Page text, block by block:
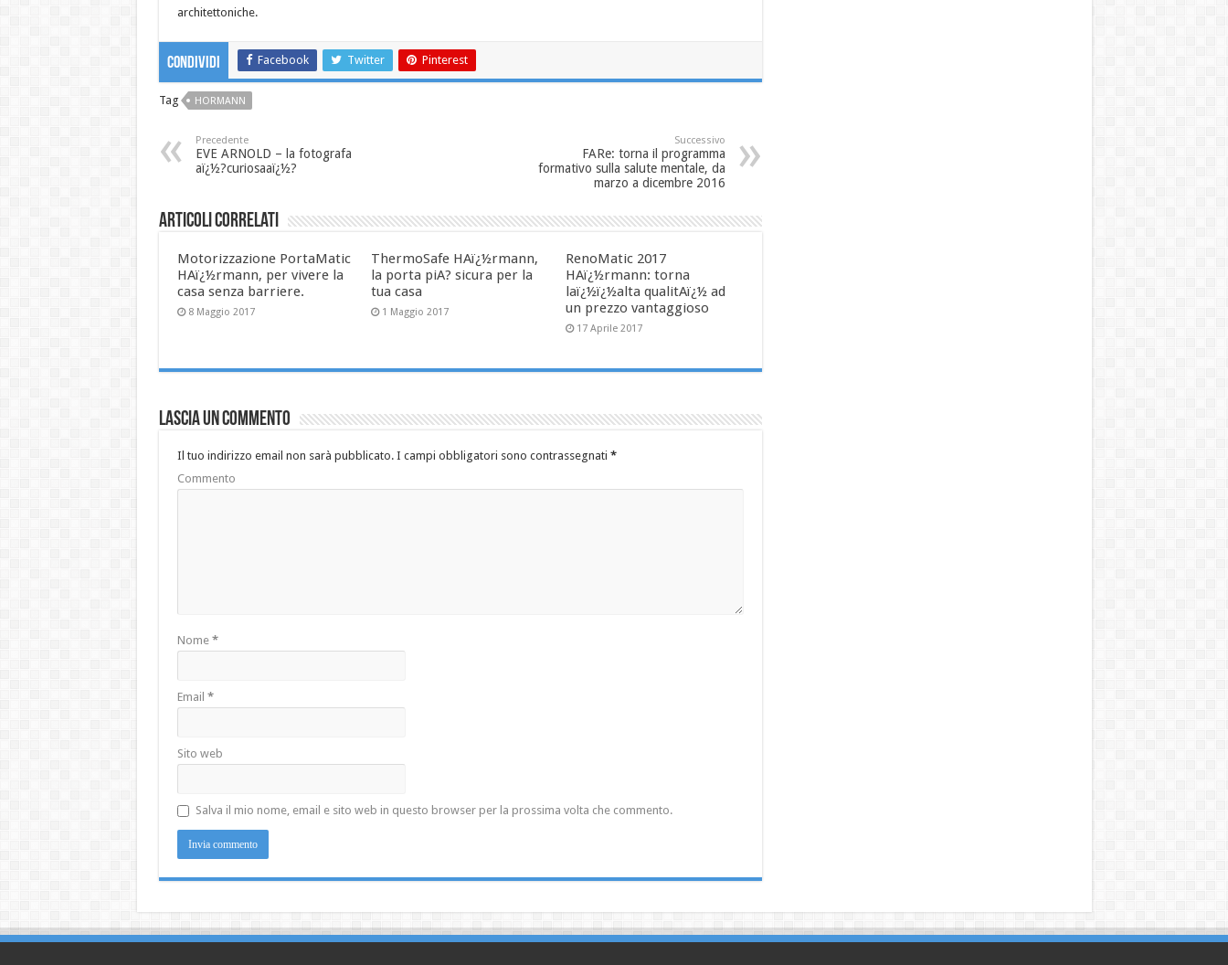
architettoniche.
Condividi Facebook Twitter Pinterest
Tag HORMANN
Precedente
EVE ARNOLD – la fotografa
aï¿½?curiosaaï¿½?
Successivo
FARe: torna il programma
formativo sulla salute mentale, da
marzo a dicembre 2016
Articoli correlati
Motorizzazione PortaMatic
HAï¿½rmann, per vivere la
casa senza barriere.
8 Maggio 2017
ThermoSafe HAï¿½rmann,
la porta piA? sicura per la
tua casa
1 Maggio 2017
RenoMatic 2017
HAï¿½rmann: torna
laï¿½ï¿½alta qualitAï¿½ ad
un prezzo vantaggioso
17 Aprile 2017
Lascia un commento
Il tuo indirizzo email non sarà pubblicato.I campi obbligatori sono contrassegnati *
Commento
Nome *
Email *
Sito web
Salva il mio nome, email e sito web in questo browser per la prossima volta che commento.